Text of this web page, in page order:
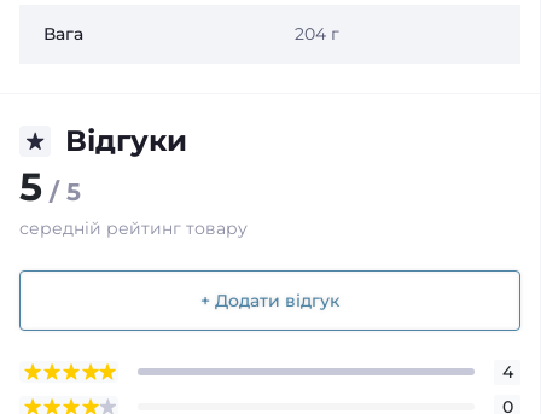
Вага 204 г
Відгуки
5 / 5
середній рейтинг товару
+ Додати відгук
4
0